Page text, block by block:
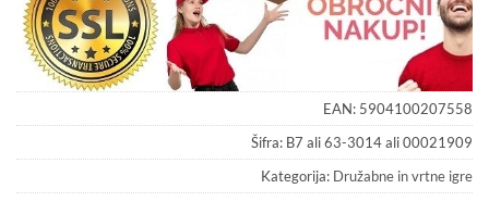
EAN: 5904100207558
Šifra: B7 ali 63-3014 ali 00021909
Kategorija: Družabne in vrtne igre